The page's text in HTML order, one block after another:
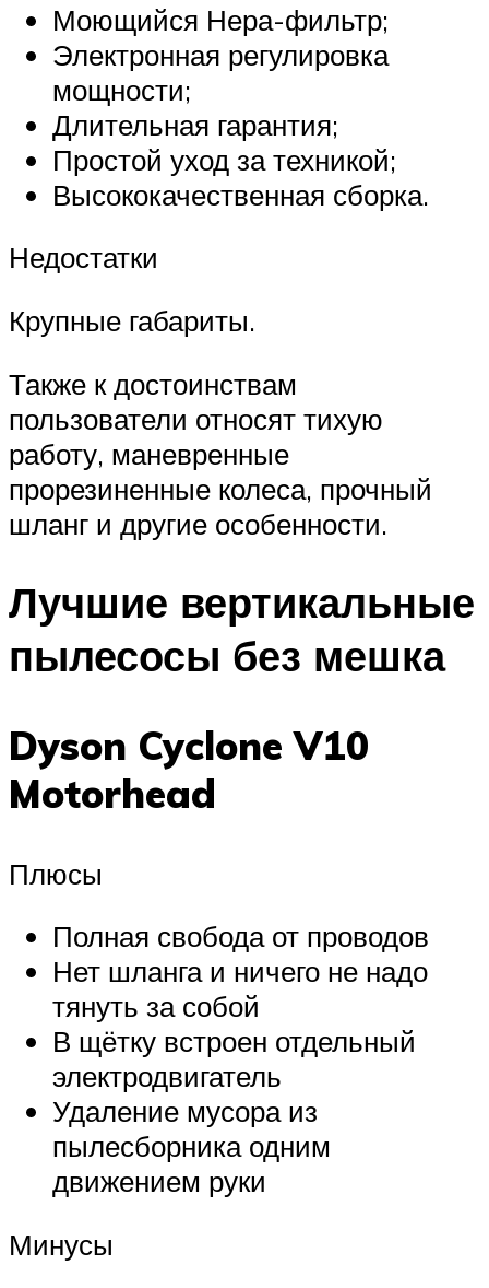
Моющийся Нера-фильтр;
Электронная регулировка
мощности;
Длительная гарантия;
Простой уход за техникой;
Высококачественная сборка.
Недостатки
Крупные габариты.
Также к достоинствам
пользователи относят тихую
работу, маневренные
прорезиненные колеса, прочный
шланг и другие особенности.
Лучшие вертикальные
пылесосы без мешка
Dyson Cyclone V10
Motorhead
Плюсы
Полная свобода от проводов
Нет шланга и ничего не надо
тянуть за собой
В щётку встроен отдельный
электродвигатель
Удаление мусора из
пылесборника одним
движением руки
Минусы